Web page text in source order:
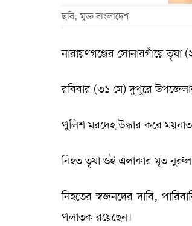
ছবি; মুক্ত বাংলাদেশ
নারায়ণগঞ্জের সোনারগাঁয়ে
রবিবার (৩১ মে) দুপুরে
পুলিশ মরদেহ উদ্ধার করে
নিহত তৃষা ওই এলাকার মৃত নুরুল
নিহতের স্বজনদের দাবি,
পলাতক রয়েছেন।